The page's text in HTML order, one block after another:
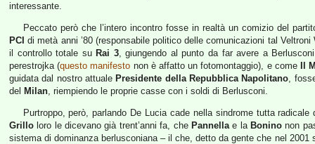
interessante.
Peccato però che l’intero incontro fosse in realtà un comizio del
PCI di metà anni ’80 (responsabile politico delle comunicazioni tal
il controllo totale su Rai 3, giungendo al punto da far avere a
perestrojka (questo manifesto non è affatto un fotomontaggio), e come
Il
guidata dal nostro attuale Presidente della Repubblica Napolitano,
del Milan, riempiendo le proprie casse con i soldi di Berlusconi.
Purtroppo, però, parlando De Lucia cade nella sindrome tutta
Grillo loro le dicevano già trent’anni fa, che Pannellae la Boninonon
sistema di dominanza berlusconiana – il che, detto da gente che nel